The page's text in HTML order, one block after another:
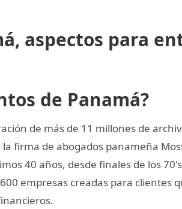
aspectos para
de Panamá?
de más de 11 millones de
firma de abogados panameña
40 años, desde finales de los
empresas creadas para clientes